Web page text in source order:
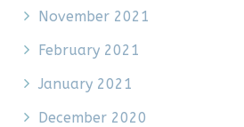
November 2021
February 2021
January 2021
December 2020